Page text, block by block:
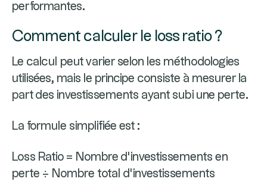
performantes.
Comment calculer le loss ratio ?
Le calcul peut varier selon les méthodologies
utilisées, mais le principe consiste à mesurer la
part des investissements ayant subi une perte.
La formule simplifiée est :
Loss Ratio = Nombre d’investissements en
perte ÷ Nombre total d’investissements